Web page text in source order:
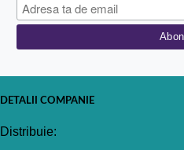
DETALII COMPANIE
Distribuie: